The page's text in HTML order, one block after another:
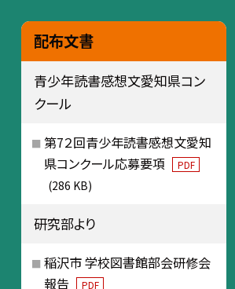
配布文書
青少年読書感想文愛知県コン
クール
第7２回青少年読書感想文愛知
県コンクール応募要項
PDF
(286 KB)
研究部より
稲沢市 学校図書館部会研修会
報告
PDF